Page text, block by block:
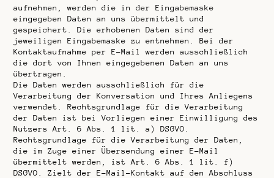
aufnehmen, werden die in der Eingabemaske
eingegeben Daten an uns übermittelt und
gespeichert. Die erhobenen Daten sind der
jeweiligen Eingabemaske zu entnehmen. Bei der
Kontaktaufnahme per E-Mail werden ausschließlich
die dort von Ihnen eingegebenen Daten an uns
übertragen.
Die Daten werden ausschließlich für die
Verarbeitung der Konversation und Ihres Anliegens
verwendet. Rechtsgrundlage für die Verarbeitung
der Daten ist bei Vorliegen einer Einwilligung des
Nutzers Art. 6 Abs. 1 lit. a) DSGVO.
Rechtsgrundlage für die Verarbeitung der Daten,
die im Zuge einer Übersendung einer E-Mail
übermittelt werden, ist Art. 6 Abs. 1 lit. f)
DSGVO. Zielt der E-Mail-Kontakt auf den Abschluss